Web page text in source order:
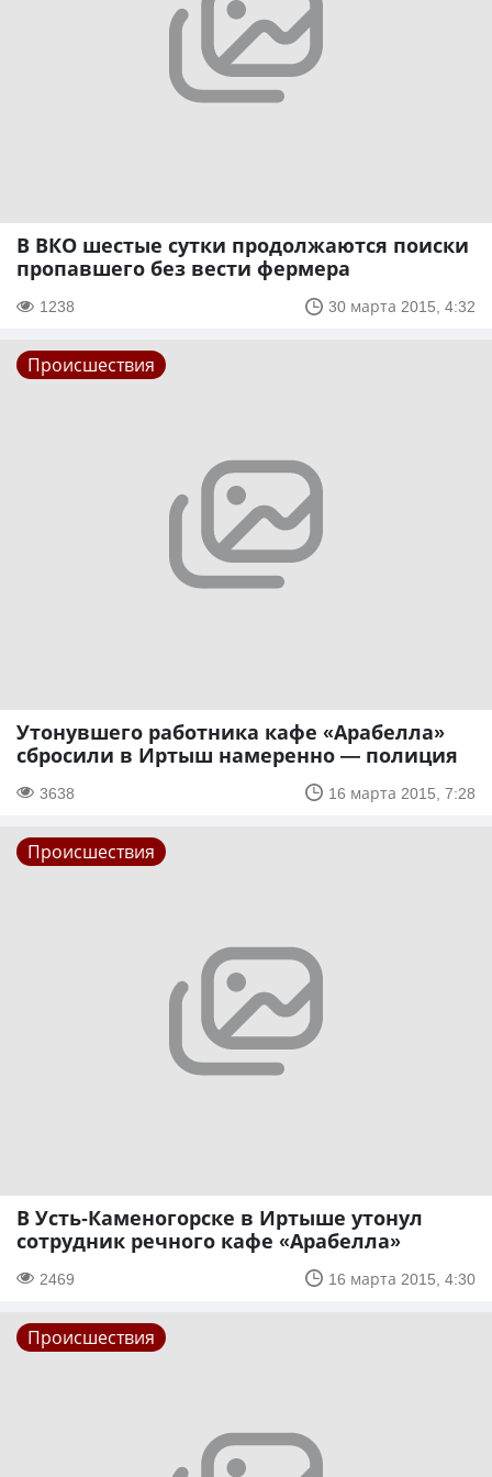
В ВКО шестые сутки продолжаются поиски
пропавшего без вести фермера
1238 30 марта 2015, 4:32
Происшествия
Утонувшего работника кафе «Арабелла»
сбросили в Иртыш намеренно — полиция
3638 16 марта 2015, 7:28
Происшествия
В Усть-Каменогорске в Иртыше утонул
сотрудник речного кафе «Арабелла»
2469 16 марта 2015, 4:30
Происшествия